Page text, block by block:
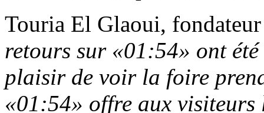
Touria El Glaoui,
retours sur «01:54» ont
plaisir de voir la foire
«01:54» offre aux visiteurs